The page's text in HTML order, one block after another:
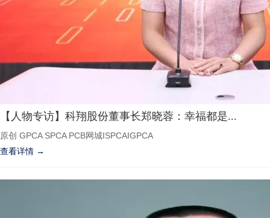
【人物专访】科翔股份董事长郑晓蓉：幸福都是...
原创 GPCA SPCA PCB网城ISPCAIGPCA
查看详情 →